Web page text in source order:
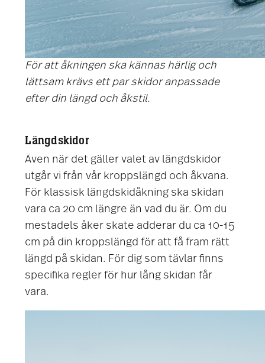
För att åkningen ska kännas härlig och
lättsam krävs ett par skidor anpassade
efter din längd och åkstil.
Längdskidor
Även när det gäller valet av längdskidor
utgår vi från vår kroppslängd och åkvana.
För klassisk längdskidåkning ska skidan
vara ca 20 cm längre än vad du är. Om du
mestadels åker skate adderar du ca 10-15
cm på din kroppslängd för att få fram rätt
längd på skidan. För dig som tävlar finns
specifika regler för hur lång skidan får
vara.